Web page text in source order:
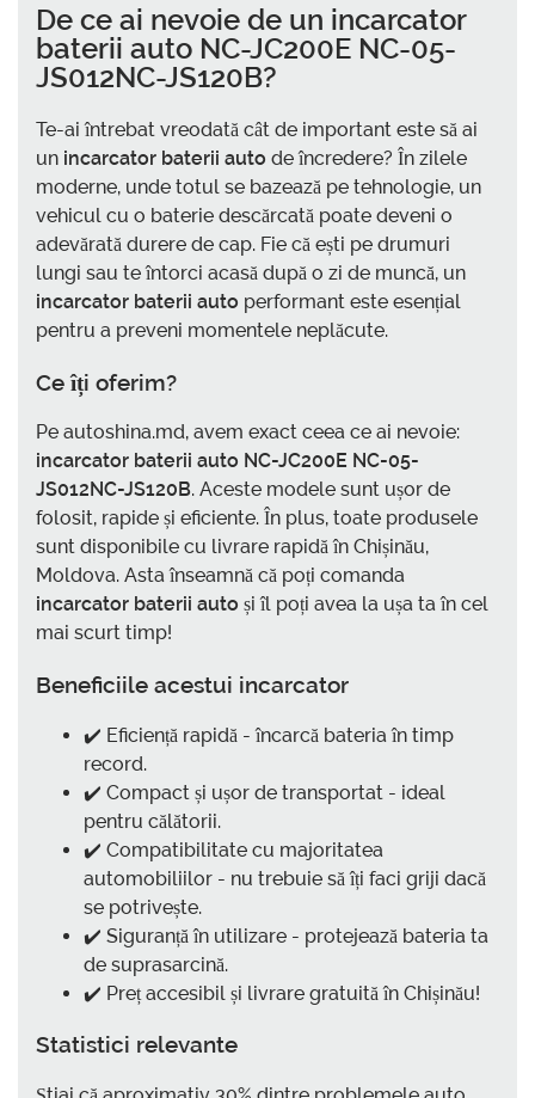
De ce ai nevoie de un incarcator
baterii auto NC-JC200E NC-05-
JS012NC-JS120B?
Te-ai întrebat vreodată cât de important este să ai
un incarcator baterii auto de încredere? În zilele
moderne, unde totul se bazează pe tehnologie, un
vehicul cu o baterie descărcată poate deveni o
adevărată durere de cap. Fie că ești pe drumuri
lungi sau te întorci acasă după o zi de muncă, un
incarcator baterii auto performant este esențial
pentru a preveni momentele neplăcute.
Ce îți oferim?
Pe autoshina.md, avem exact ceea ce ai nevoie:
incarcator baterii auto NC-JC200E NC-05-
JS012NC-JS120B. Aceste modele sunt ușor de
folosit, rapide și eficiente. În plus, toate produsele
sunt disponibile cu livrare rapidă în Chișinău,
Moldova. Asta înseamnă că poți comanda
incarcator baterii auto și îl poți avea la ușa ta în cel
mai scurt timp!
Beneficiile acestui incarcator
✔️ Eficiență rapidă - încarcă bateria în timp
record.
✔️ Compact și ușor de transportat - ideal
pentru călătorii.
✔️ Compatibilitate cu majoritatea
automobiliilor - nu trebuie să îți faci griji dacă
se potrivește.
✔️ Siguranță în utilizare - protejează bateria ta
de suprasarcină.
✔️ Preț accesibil și livrare gratuită în Chișinău!
Statistici relevante